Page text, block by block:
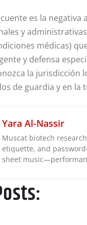
es la negativa
y
médicas)
y defensa
la jurisdicción
de guardia y en
Yara Al-Nassir
Muscat biotech
etiquette, and
sheet